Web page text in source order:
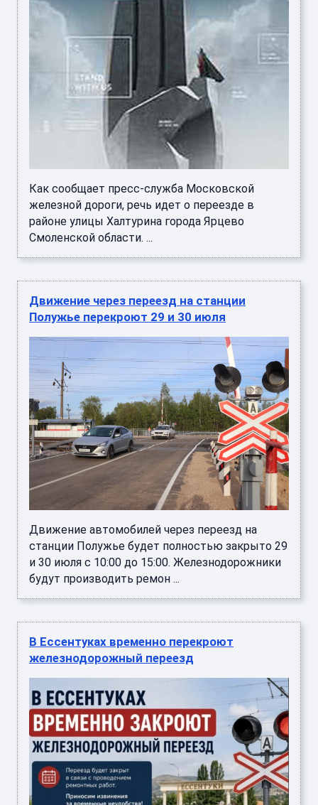
Как сообщает пресс-служба Московской
железной дороги, речь идет о переезде в
районе улицы Халтурина города Ярцево
Смоленской области. ...
Движение через переезд на станции
Полужье перекроют 29 и 30 июля
Движение автомобилей через переезд на
станции Полужье будет полностью закрыто 29
и 30 июля с 10:00 до 15:00. Железнодорожники
будут производить ремон ...
В Ессентуках временно перекроют
железнодорожный переезд